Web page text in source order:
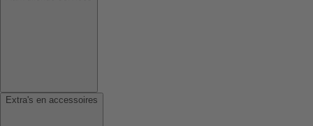
Extra's en accessoires